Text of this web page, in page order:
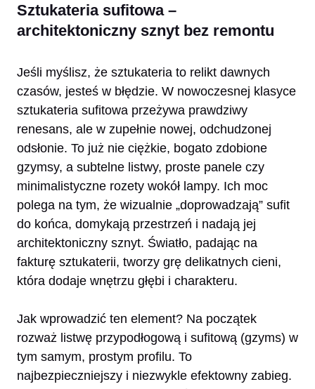
Sztukateria sufitowa –
architektoniczny sznyt bez remontu
Jeśli myślisz, że sztukateria to relikt dawnych
czasów, jesteś w błędzie. W nowoczesnej klasyce
sztukateria sufitowa przeżywa prawdziwy
renesans, ale w zupełnie nowej, odchudzonej
odsłonie. To już nie ciężkie, bogato zdobione
gzymsy, a subtelne listwy, proste panele czy
minimalistyczne rozety wokół lampy. Ich moc
polega na tym, że wizualnie „doprowadzają” sufit
do końca, domykają przestrzeń i nadają jej
architektoniczny sznyt. Światło, padając na
fakturę sztukaterii, tworzy grę delikatnych cieni,
która dodaje wnętrzu głębi i charakteru.
Jak wprowadzić ten element? Na początek
rozważ listwę przypodłogową i sufitową (gzyms) w
tym samym, prostym profilu. To
najbezpieczniejszy i niezwykle efektowny zabieg.